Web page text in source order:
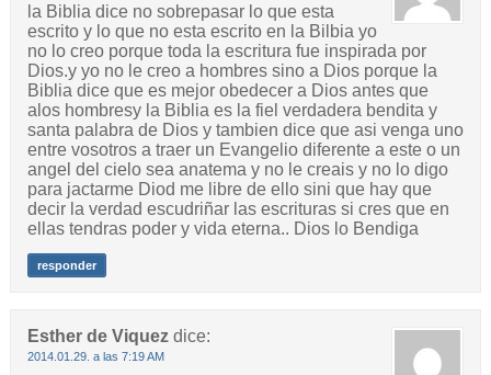
la Biblia dice no sobrepasar lo que esta
escrito y lo que no esta escrito en la Bilbia yo
no lo creo porque toda la escritura fue inspirada por
Dios.y yo no le creo a hombres sino a Dios porque la
Biblia dice que es mejor obedecer a Dios antes que
alos hombresy la Biblia es la fiel verdadera bendita y
santa palabra de Dios y tambien dice que asi venga uno
entre vosotros a traer un Evangelio diferente a este o un
angel del cielo sea anatema y no le creais y no lo digo
para jactarme Diod me libre de ello sini que hay que
decir la verdad escudriñar las escrituras si cres que en
ellas tendras poder y vida eterna.. Dios lo Bendiga
responder
Esther de Viquez dice:
2014.01.29. a las 7:19 AM